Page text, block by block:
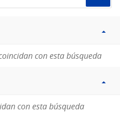
con esta búsqueda
con esta búsqueda